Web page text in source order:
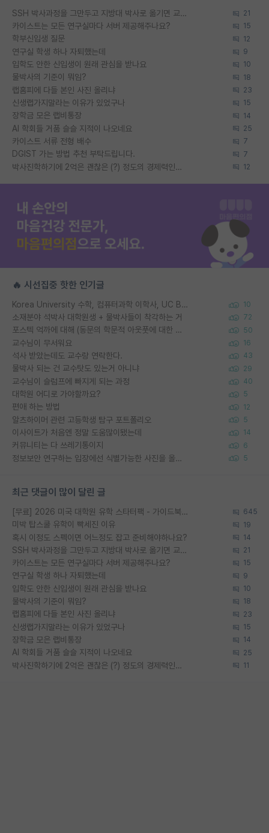
SSH 박사과정을 그만두고 지방대 박사로 옮기면 교수의 꿈은 끝일까요? 21
카이스트는 모든 연구실마다 서버 제공해주나요? 15
학부신입생 질문 12
연구실 학생 하나 자퇴했는데 9
입학도 안한 신입생이 원래 관심을 받나요 10
물박사의 기준이 뭐임? 18
랩홈피에 다들 본인 사진 올리냐 23
신생랩가지말라는 이유가 있었구나 15
장학금 모은 랩비통장 14
AI 학회들 거품 슬슬 지적이 나오네요 25
카이스트 서류 전형 배수 7
DGIST 가는 방법 추천 부탁드립니다. 7
박사진학하기에 2억은 괜찮은 (?) 정도의 경제력인가요 12
🔥 시선집중 핫한 인기글
Korea University 수학, 컴퓨터과학 이학사, UC Berkeley 산업공학 대학원 공학박사가 되는 것은 쉽지 않겠죠? 10
소재분야 석박사 대학원생 + 물박사들이 착각하는 거 72
포스텍 억까에 대해 (동문의 학문적 아웃풋에 대한 반박) 50
교수님이 무서워요 16
석사 받았는데도 교수랑 연락한다. 43
물박사 되는 건 교수탓도 있는거 아니냐 29
교수님이 슬럼프에 빠지게 되는 과정 40
대학원 어디로 가야할까요? 5
편애 하는 방법 12
알츠하이머 관련 고등학생 탐구 포트폴리오 5
이사이트가 처음엔 정말 도움많이됐는데 14
커뮤니티는 다 쓰레기통이지 6
정보보안 연구하는 입장에선 식별가능한 사진을 올리는건 비추이긴함 5
최근 댓글이 많이 달린 글
[무료] 2026 미국 대학원 유학 스타터팩 - 가이드북 & 합격자 컨택메일 템플릿 645
미박 탑스쿨 유학이 빡세진 이유 19
혹시 이정도 스펙이면 어느정도 잡고 준비해야하나요? 14
SSH 박사과정을 그만두고 지방대 박사로 옮기면 교수의 꿈은 끝일까요? 21
카이스트는 모든 연구실마다 서버 제공해주나요? 15
연구실 학생 하나 자퇴했는데 9
입학도 안한 신입생이 원래 관심을 받나요 10
물박사의 기준이 뭐임? 18
랩홈피에 다들 본인 사진 올리냐 23
신생랩가지말라는 이유가 있었구나 15
장학금 모은 랩비통장 14
AI 학회들 거품 슬슬 지적이 나오네요 25
박사진학하기에 2억은 괜찮은 (?) 정도의 경제력인가요 11